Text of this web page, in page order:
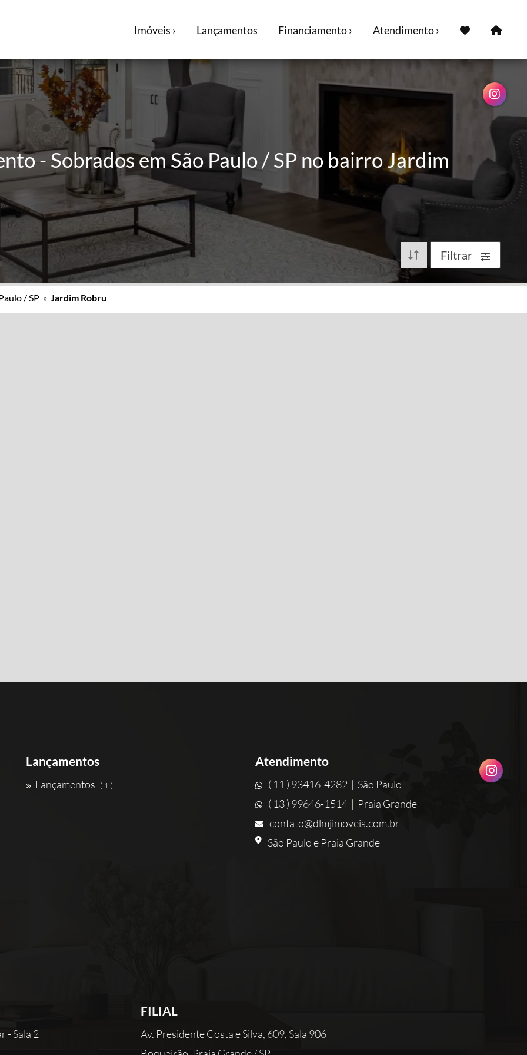
Imóveis › Lançamentos Financiamento › Atendimento ›
- Sobrados em São Paulo / SP no bairro Jardim
Filtrar
/ SP » Jardim Robru
Lançamentos
Lançamentos ( 1 )
Atendimento
( 11 ) 93416-4282 | São Paulo
( 13 ) 99646-1514 | Praia Grande
contato@dlmjimoveis.com.br
São Paulo e Praia Grande
- Sala 2
FILIAL
Av. Presidente Costa e Silva, 609, Sala 906